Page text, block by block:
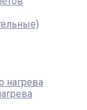
нагрева